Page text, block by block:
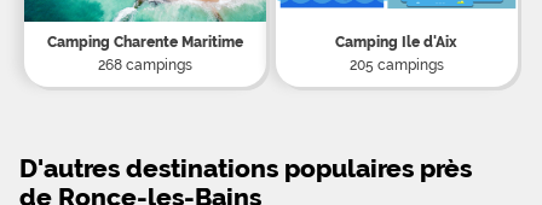
Camping Charente Maritime
268 campings
Camping Ile d'Aix
205 campings
D'autres destinations populaires près
de Ronce-les-Bains